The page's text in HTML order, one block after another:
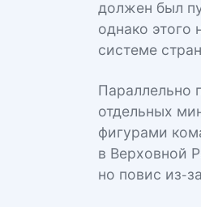
должен был
однако этого
системе
Параллельно
отдельных
фигурами
в Верховной
но повис из-